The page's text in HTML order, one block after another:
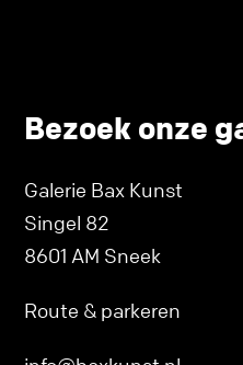
Bezoek onze
Galerie Bax Kunst
Singel 82
8601 AM Sneek
Route & parkeren